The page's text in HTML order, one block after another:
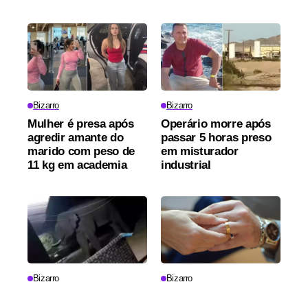
Bizarro
Mulher é presa após
agredir amante do
marido com peso de
11 kg em academia
Bizarro
Operário morre após
passar 5 horas preso
em misturador
industrial
Bizarro Bizarro